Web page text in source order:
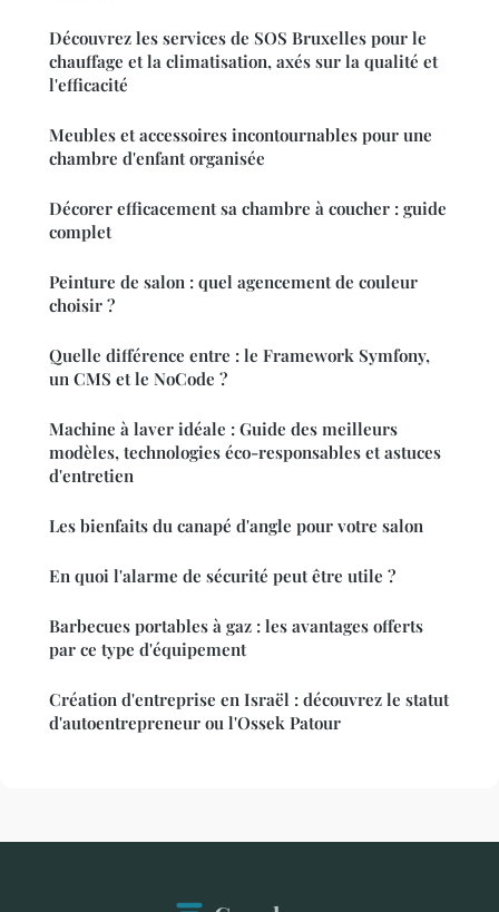
Découvrez les services de SOS Bruxelles pour le
chauffage et la climatisation, axés sur la qualité et
l'efficacité
Meubles et accessoires incontournables pour une
chambre d'enfant organisée
Décorer efficacement sa chambre à coucher : guide
complet
Peinture de salon : quel agencement de couleur
choisir ?
Quelle différence entre : le Framework Symfony,
un CMS et le NoCode ?
Machine à laver idéale : Guide des meilleurs
modèles, technologies éco-responsables et astuces
d'entretien
Les bienfaits du canapé d'angle pour votre salon
En quoi l'alarme de sécurité peut être utile ?
Barbecues portables à gaz : les avantages offerts
par ce type d'équipement
Création d'entreprise en Israël : découvrez le statut
d'autoentrepreneur ou l'Ossek Patour